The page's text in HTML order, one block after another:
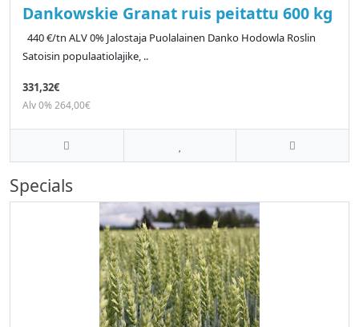
Dankowskie Granat ruis peitattu 600 kg
440 €/tn ALV 0% Jalostaja Puolalainen Danko Hodowla Roslin
Satoisin populaatiolajike, ..
331,32€
Alv 0% 264,00€
Specials